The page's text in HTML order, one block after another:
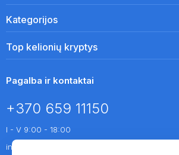
Kategorijos
Top kelionių kryptys
Pagalba ir kontaktai
+370 659 11150
I - V 9:00 - 18:00
info@atostogauti.lt